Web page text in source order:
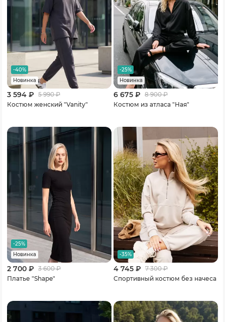
-40%
Новинка
3 594 ₽ 5 990₽
Костюм женский "Vanity"
-25%
Новинка
6 675 ₽ 8 900₽
Костюм из атласа "Ная"
-25%
Новинка
2 700 ₽ 3 600₽
Платье "Shape"
-35%
4 745 ₽ 7 300₽
Спортивный костюм без начеса